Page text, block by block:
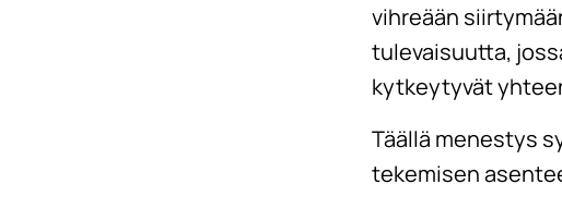
vihreään
tulevaisuutta,
kytkeytyvät
Täällä menestys
tekemisen